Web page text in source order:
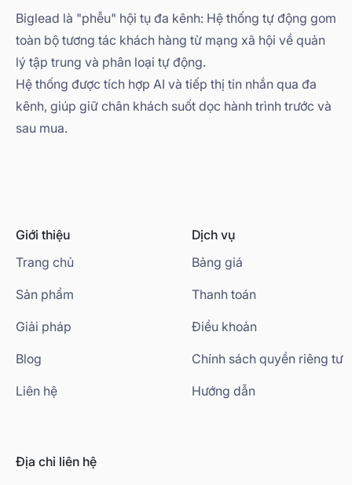
Biglead là "phễu" hội tụ đa kênh: Hệ thống tự động gom
toàn bộ tương tác khách hàng từ mạng xã hội về quản
lý tập trung và phân loại tự động.
Hệ thống được tích hợp AI và tiếp thị tin nhắn qua đa
kênh, giúp giữ chân khách suốt dọc hành trình trước và
sau mua.
Giới thiệu
Trang chủ
Sản phẩm
Giải pháp
Blog
Liên hệ
Dịch vụ
Bảng giá
Thanh toán
Điều khoản
Chính sách quyền riêng tư
Hướng dẫn
Địa chỉ liên hệ